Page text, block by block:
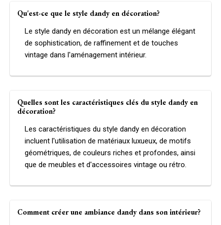
Qu'est-ce que le style dandy en décoration?
Le style dandy en décoration est un mélange élégant
de sophistication, de raffinement et de touches
vintage dans l'aménagement intérieur.
Quelles sont les caractéristiques clés du style dandy en
décoration?
Les caractéristiques du style dandy en décoration
incluent l'utilisation de matériaux luxueux, de motifs
géométriques, de couleurs riches et profondes, ainsi
que de meubles et d'accessoires vintage ou rétro.
Comment créer une ambiance dandy dans son intérieur?